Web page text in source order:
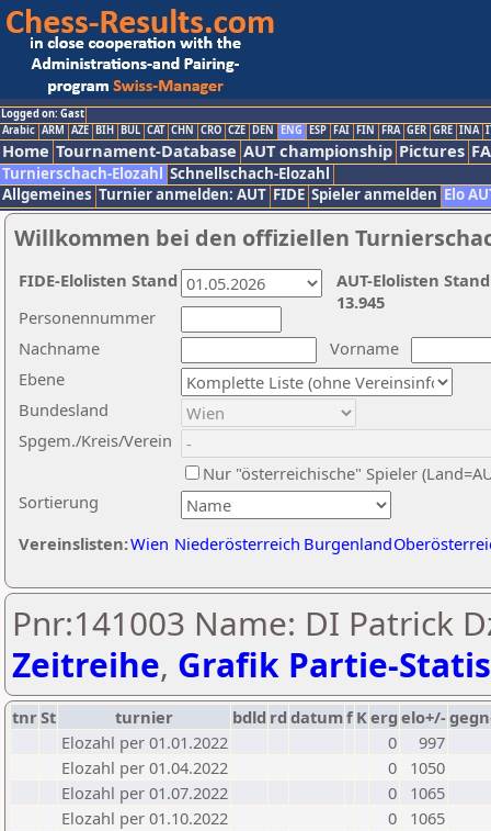
Logged on: Gast
Arabic ARM AZE BIH BUL CAT CHN CRO CZE DEN ENG ESP FAI FIN FRA GER GRE INA
Home Tournament-Database AUT championship Pictures
Turnierschach-Elozahl Schnellschach-Elozahl
Allgemeines Turnier anmelden: AUT FIDE Spieler anmelden Elo
Willkommen bei den offiziellen
Nachname
Vorname
Ebene
Sortierung
Personennummer
Bundesland
Spgem./Kreis/Verein
Nur "österreichische" Spieler
Vereinslisten:Wien Niederösterreich Burgenland
AUT-Elolisten
13.945
FIDE-Elolisten Stand
Pnr:141003 Name: DI Patrick
Zeitreihe, Grafik Partie-
tnrSt turnier bdld rd datumf Kerg elo+/-
Elozahl per 01.01.2022
0
997
Elozahl per 01.04.2022
0
1050
Elozahl per 01.07.2022
0
1065
Elozahl per 01.10.2022
0
1065